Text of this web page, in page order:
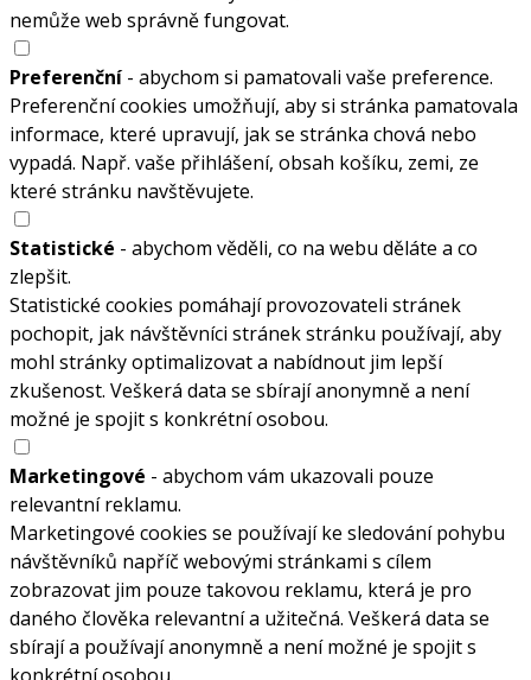
nemůže web správně fungovat.
Preferenční - abychom si pamatovali vaše preference.
Preferenční cookies umožňují, aby si stránka pamatovala
informace, které upravují, jak se stránka chová nebo
vypadá. Např. vaše přihlášení, obsah košíku, zemi, ze
které stránku navštěvujete.
Statistické - abychom věděli, co na webu děláte a co
zlepšit.
Statistické cookies pomáhají provozovateli stránek
pochopit, jak návštěvníci stránek stránku používají, aby
mohl stránky optimalizovat a nabídnout jim lepší
zkušenost. Veškerá data se sbírají anonymně a není
možné je spojit s konkrétní osobou.
Marketingové - abychom vám ukazovali pouze
relevantní reklamu.
Marketingové cookies se používají ke sledování pohybu
návštěvníků napříč webovými stránkami s cílem
zobrazovat jim pouze takovou reklamu, která je pro
daného člověka relevantní a užitečná. Veškerá data se
sbírají a používají anonymně a není možné je spojit s